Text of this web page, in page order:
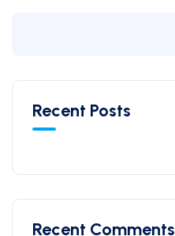
Recent Posts
Recent Comments